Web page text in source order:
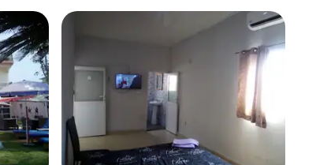
Flamingo.